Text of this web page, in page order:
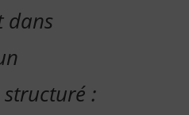
dans
: